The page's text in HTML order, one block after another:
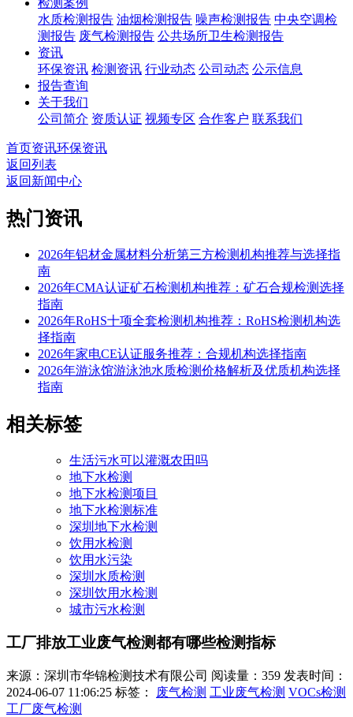
检测案例
水质检测报告 油烟检测报告 噪声检测报告 中央空调检
测报告 废气检测报告 公共场所卫生检测报告
资讯
环保资讯 检测资讯 行业动态 公司动态 公示信息
报告查询
关于我们
公司简介 资质认证 视频专区 合作客户 联系我们
首页资讯环保资讯
返回列表
返回新闻中心
热门资讯
2026年铝材金属材料分析第三方检测机构推荐与选择指
南
2026年CMA认证矿石检测机构推荐：矿石合规检测选择
指南
2026年RoHS十项全套检测机构推荐：RoHS检测机构选
择指南
2026年家电CE认证服务推荐：合规机构选择指南
2026年游泳馆游泳池水质检测价格解析及优质机构选择
指南
相关标签
生活污水可以灌溉农田吗
地下水检测
地下水检测项目
地下水检测标准
深圳地下水检测
饮用水检测
饮用水污染
深圳水质检测
深圳饮用水检测
城市污水检测
工厂排放工业废气检测都有哪些检测指标
来源：深圳市华锦检测技术有限公司 阅读量：359 发表时间：
2024-06-07 11:06:25 标签： 废气检测 工业废气检测 VOCs检测
工厂废气检测